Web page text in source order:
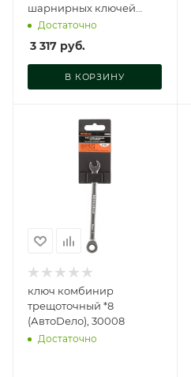
шарнирных ключей
(АвтоDело) 8шт.(сумка),
Достаточно
3 317 руб.
В КОРЗИНУ
ключ комбинир
трещоточный *8
(АвтоDело), 30008
Достаточно